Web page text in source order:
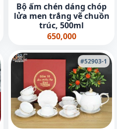
Bộ ấm chén dáng chóp
lửa men trắng vẽ chuồn
trúc, 500ml
650,000
#52903-1